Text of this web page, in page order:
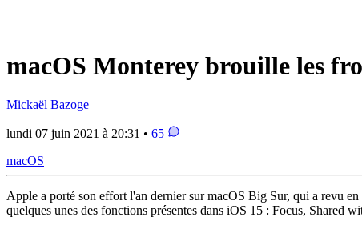
macOS Monterey brouille les
Mickaël Bazoge
lundi 07 juin 2021 à 20:31 • 65
macOS
Apple a porté son effort l'an dernier sur macOS Big Sur, qui a revu
quelques unes des fonctions présentes dans iOS 15 : Focus, Shared